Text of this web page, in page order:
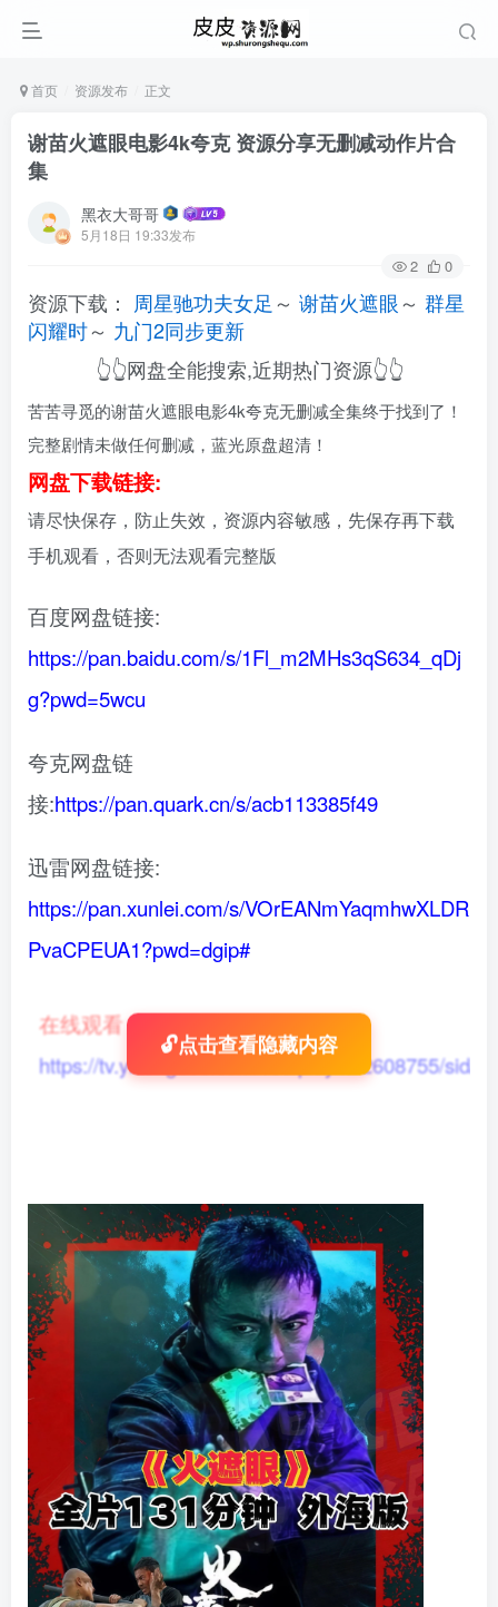
首页 资源发布 正文
谢苗火遮眼电影4k夸克 资源分享无删减动作片合
集
黑衣大哥哥
5月18日 19:33发布
2 0
资源下载： 周星驰功夫女足 ～ 谢苗火遮眼～ 群星
闪耀时～ 九门2同步更新
👆👆网盘全能搜索,近期热门资源👆👆
苦苦寻觅的谢苗火遮眼电影4k夸克无删减全集终于找到了！
完整剧情未做任何删减，蓝光原盘超清！
网盘下载链接:
请尽快保存，防止失效，资源内容敏感，先保存再下载
手机观看，否则无法观看完整版
百度网盘链接:
https://pan.baidu.com/s/1Fl_m2MHs3qS634_qDj
g?pwd=5wcu
夸克网盘链
接:https://pan.quark.cn/s/acb113385f49
迅雷网盘链接:
https://pan.xunlei.com/s/VOrEANmYaqmhwXLDR
PvaCPEUA1?pwd=dgip#
在线观看：
https://tv.yikong666.com/vod/play/id/2608755/sid/
🔓点击查看隐藏内容